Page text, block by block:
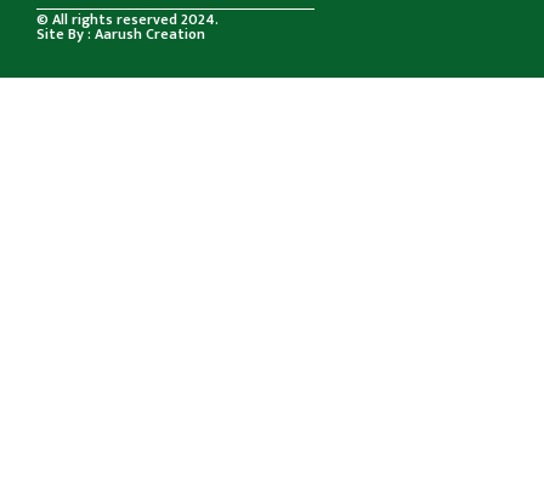
© All rights reserved 2024.
Site By : Aarush Creation